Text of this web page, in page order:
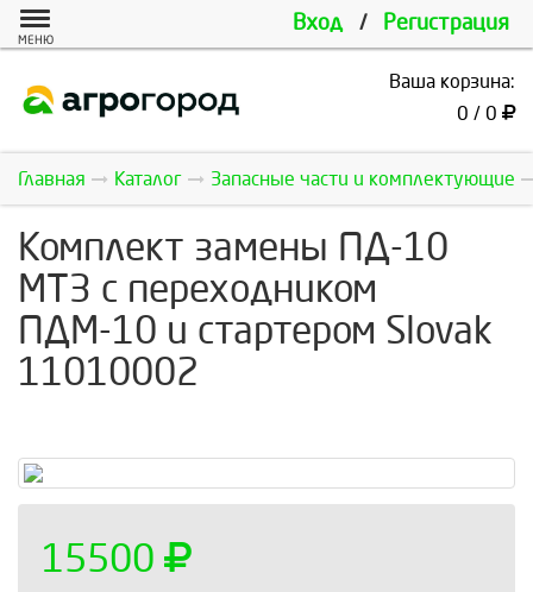
Вход / Регистрация
МЕНЮ
Ваша корзина:
0 / 0
Главная Каталог Запасные части и комплектующие
Комплект замены ПД-10
МТЗ с переходником
ПДМ-10 и стартером Slovak
11010002
15500